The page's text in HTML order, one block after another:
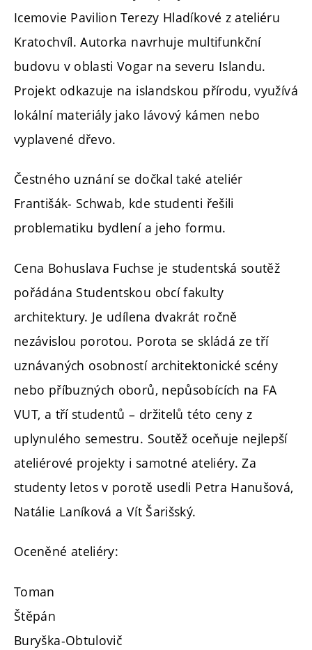
Icemovie Pavilion Terezy Hladíkové z ateliéru
Kratochvíl. Autorka navrhuje multifunkční
budovu v oblasti Vogar na severu Islandu.
Projekt odkazuje na islandskou přírodu, využívá
lokální materiály jako lávový kámen nebo
vyplavené dřevo.
Čestného uznání se dočkal také ateliér
Františák- Schwab, kde studenti řešili
problematiku bydlení a jeho formu.
Cena Bohuslava Fuchse je studentská soutěž
pořádána Studentskou obcí fakulty
architektury. Je udílena dvakrát ročně
nezávislou porotou. Porota se skládá ze tří
uznávaných osobností architektonické scény
nebo příbuzných oborů, nepůsobících na FA
VUT, a tří studentů – držitelů této ceny z
uplynulého semestru. Soutěž oceňuje nejlepší
ateliérové projekty i samotné ateliéry. Za
studenty letos v porotě usedli Petra Hanušová,
Natálie Laníková a Vít Šarišský.
Oceněné ateliéry:
Toman
Štěpán
Buryška-Obtulovič